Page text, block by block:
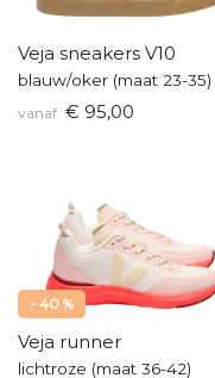
Veja sneakers V10
blauw/oker (maat 23-35)
vanaf € 95,00
- 40 %
Veja runner
lichtroze (maat 36-42)